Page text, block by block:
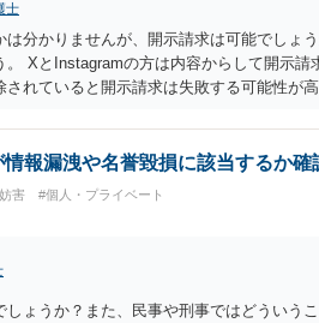
士
は分かりませんが、開示請求は可能でしょ
XとInstagramの方は内容からして開示請
されていると開示請求は失敗する可能性が
を負担させることは可能でしょうか？ →訴
う。訴訟で判決となった場合は、実際の弁
報漏洩や名誉毀損に該当するか確
害 #個人・プライベート
しょうか？また、民事や刑事ではどういう